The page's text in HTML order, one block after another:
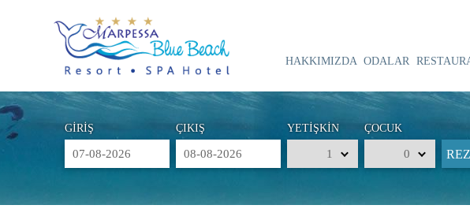
HAKKIMIZDA ODALAR
GİRİŞ ÇIKIŞ YETİŞKİN ÇOCUK